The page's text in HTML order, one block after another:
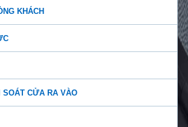
KHÁCH
SOÁT CỬA RA VÀO